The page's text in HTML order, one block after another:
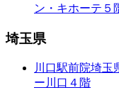
ン・キホーテ５
埼玉県
川口駅前院埼玉
ー川口４階